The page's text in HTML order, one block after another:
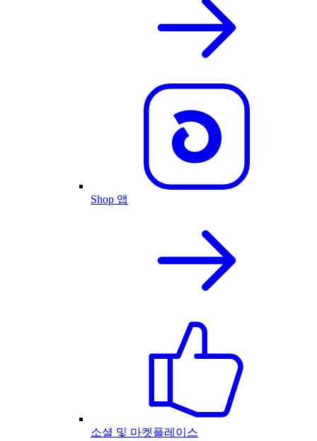
Shop 앱
소셜 및 마켓플레이스